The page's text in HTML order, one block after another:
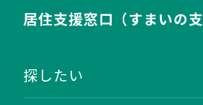
居住支援窓口 （すまいの支
探したい